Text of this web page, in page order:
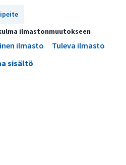
Viileät keväät ja lämpimät syksyt
viljelyseutuja
ilmasto lämpenee ja
kasvaa
ilmastonmuutokseen
ilmasto
Tuleva ilmasto
sisältö